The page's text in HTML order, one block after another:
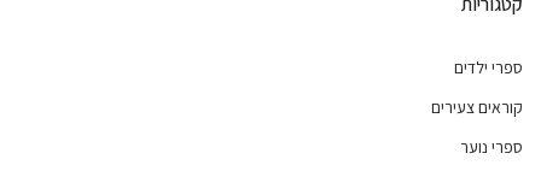
ספרי ילדים
קוראים צעירים
ספרי נוער